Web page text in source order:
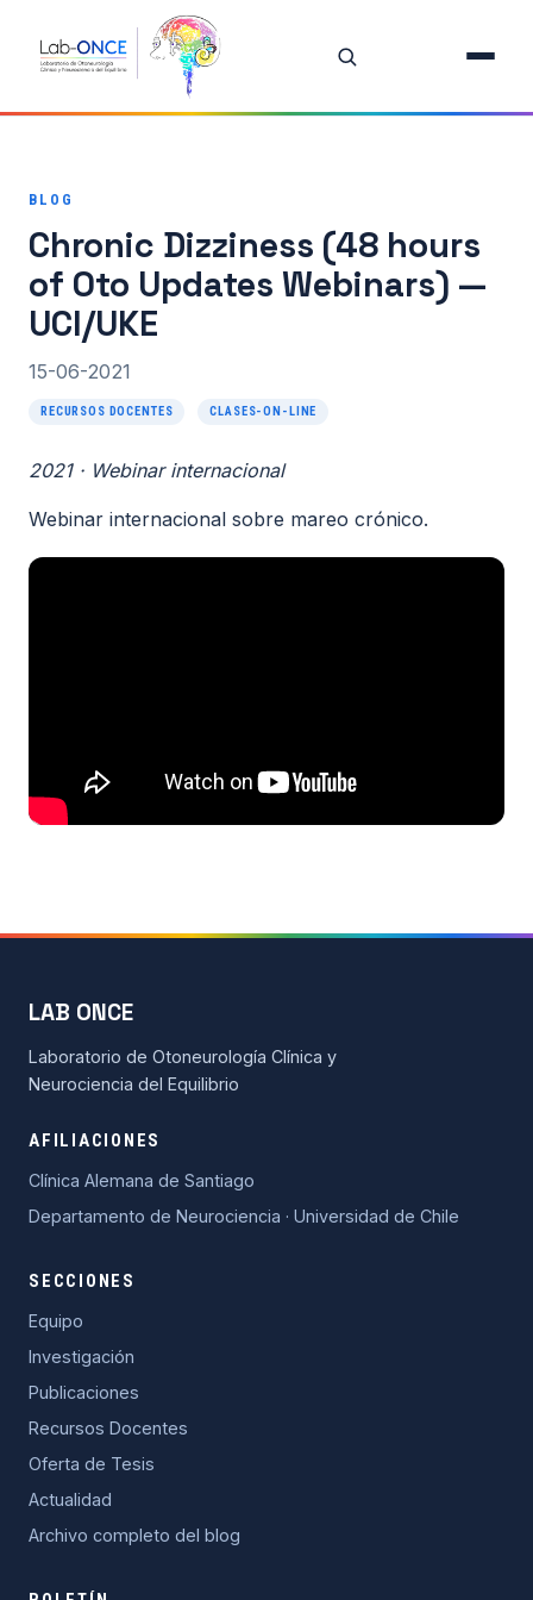
Investigación
Proyectos
Publicaciones destacadas
Todas las publicaciones
Maniobras y Terapias
BLOG
Chronic Dizziness (48 hours
of Oto Updates Webinars) —
UCI/UKE
15-06-2021
RECURSOS DOCENTES CLASES-ON-LINE
2021 · Webinar internacional
Webinar internacional sobre mareo crónico.
LAB ONCE
Laboratorio de Otoneurología Clínica y
Neurociencia del Equilibrio
AFILIACIONES
Clínica Alemana de Santiago
Departamento de Neurociencia · Universidad de Chile
SECCIONES
Equipo
Investigación
Publicaciones
Recursos Docentes
Oferta de Tesis
Actualidad
Archivo completo del blog